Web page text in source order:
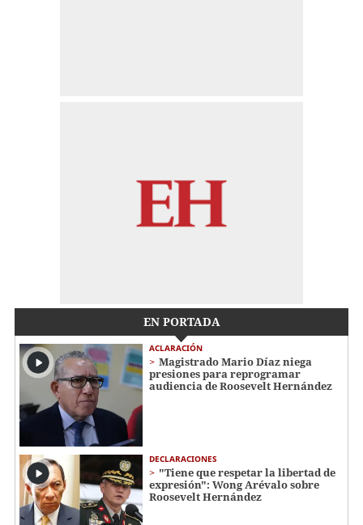
EN PORTADA
ACLARACIÓN
Magistrado Mario Díaz niega
presiones para reprogramar
audiencia de Roosevelt Hernández
DECLARACIONES
"Tiene que respetar la libertad de
expresión": Wong Arévalo sobre
Roosevelt Hernández